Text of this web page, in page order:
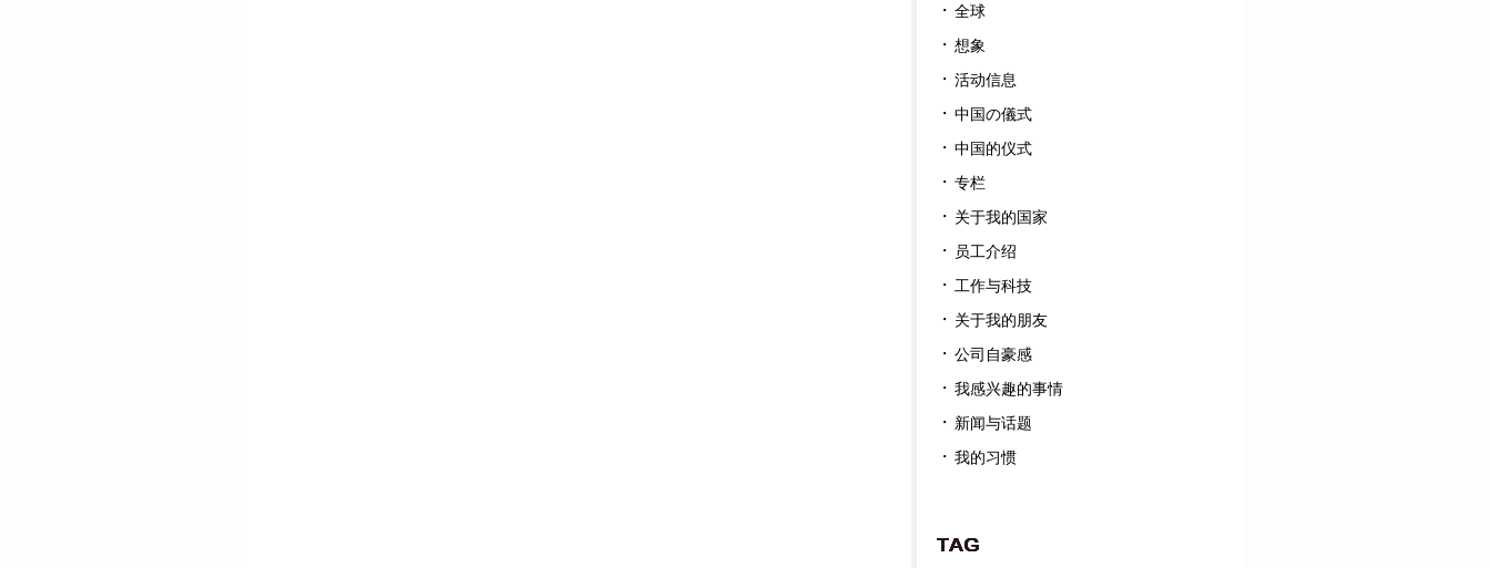
全球
想象
活动信息
中国の儀式
中国的仪式
专栏
关于我的国家
员工介绍
工作与科技
关于我的朋友
公司自豪感
我感兴趣的事情
新闻与话题
我的习惯
TAG